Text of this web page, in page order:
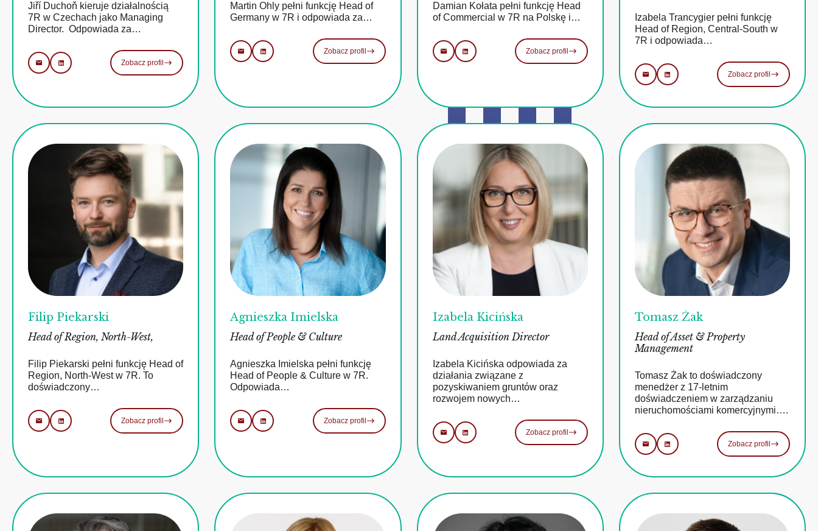
Jiří Duchoň kieruje działalnością
7R w Czechach jako Managing
Director. Odpowiada za…
Zobacz profil
Martin Ohly pełni funkcję Head of
Germany w 7R i odpowiada za…
Zobacz profil
Damian Kołata pełni funkcję Head
of Commercial w 7R na Polskę i…
Zobacz profil
Izabela Trancygier pełni funkcję
Head of Region, Central-South w
7R i odpowiada…
Zobacz profil
Filip Piekarski
Head of Region, North-West,
Filip Piekarski pełni funkcję Head of
Region, North-West w 7R. To
doświadczony…
Zobacz profil
Agnieszka Imielska
Head of People & Culture
Agnieszka Imielska pełni funkcję
Head of People & Culture w 7R.
Odpowiada…
Zobacz profil
Izabela Kicińska
Land Acquisition Director
Izabela Kicińska odpowiada za
działania związane z
pozyskiwaniem gruntów oraz
rozwojem nowych…
Zobacz profil
Tomasz Żak
Head of Asset & Property
Management
Tomasz Żak to doświadczony
menedżer z 17-letnim
doświadczeniem w zarządzaniu
nieruchomościami komercyjnymi….
Zobacz profil